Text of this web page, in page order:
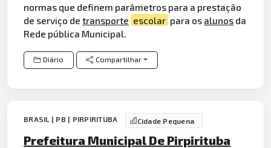
normas que definem parâmetros para a prestação
de serviço detransporte escolar para os alunos da
Rede pública Municipal.
Diário Compartilhar
BRASIL | PB | PIRPIRITUBA Cidade Pequena
Prefeitura Municipal De Pirpirituba